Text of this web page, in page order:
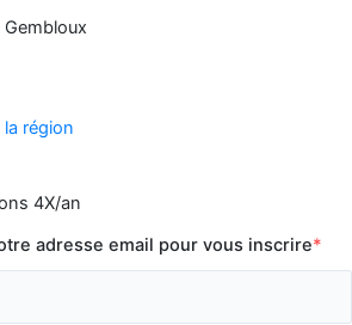
région
4X/an
adresse email pour vous inscrire